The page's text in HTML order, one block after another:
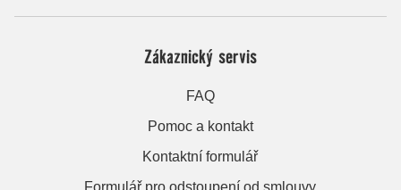
Zákaznický servis
FAQ
Pomoc a kontakt
Kontaktní formulář
Formulář pro odstoupení od smlouvy